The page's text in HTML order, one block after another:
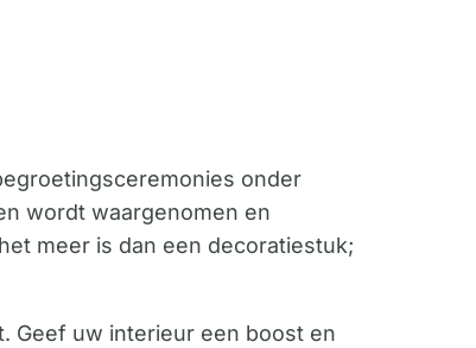
onder
wordt waargenomen en
meer is dan een decoratiestuk;
Geef uw interieur een boost en